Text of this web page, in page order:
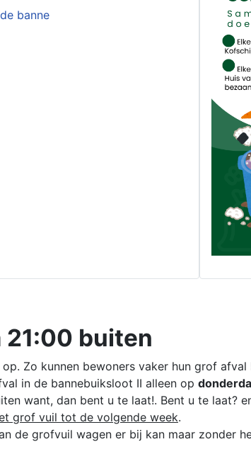
banne
21:00 buiten
Zo kunnen bewoners vaker hun grof
in de bannebuiksloot II alleen op
want, dan bent u te laat!. Bent u te laat?
grof vuil tot de volgende week.
de grofvuil wagen er bij kan maar zonder